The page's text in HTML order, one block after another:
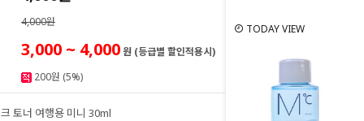
TODAY VIEW
4,000원
3,000 ~ 4,000원 (등급별 할인적용시)
200원 (5%)
토너 여행용 미니 30ml